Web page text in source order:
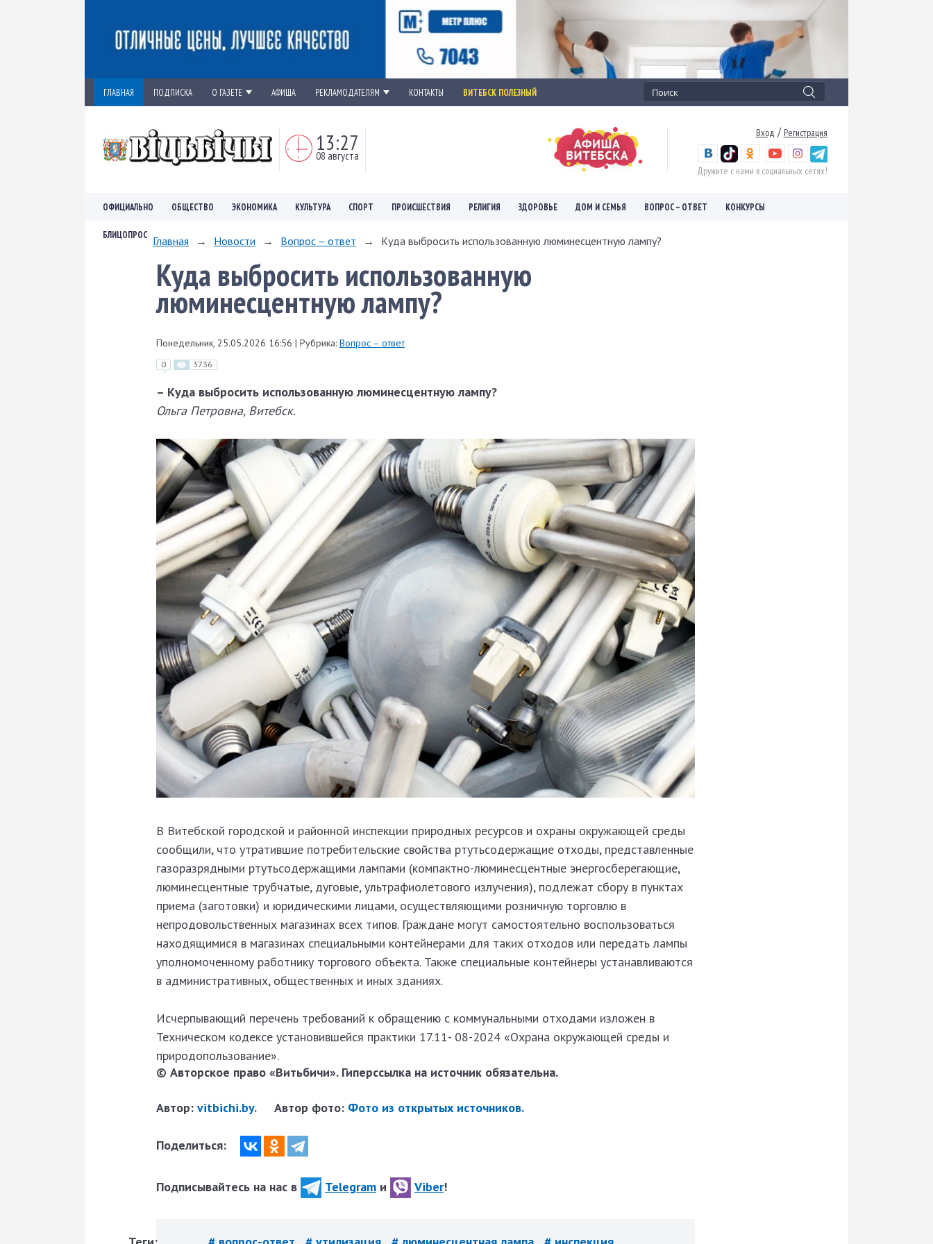
ГЛАВНАЯ ПОДПИСКА О ГАЗЕТЕ АФИША РЕКЛАМОДАТЕЛЯМ КОНТАКТЫ ВИТЕБСК ПОЛЕЗНЫЙ
13:27
08 августа
Вход / Регистрация
Дружите с нами в социальных сетях!
ОФИЦИАЛЬНО ОБЩЕСТВО ЭКОНОМИКА КУЛЬТУРА СПОРТ ПРОИСШЕСТВИЯ РЕЛИГИЯ ЗДОРОВЬЕ ДОМ И СЕМЬЯ ВОПРОС – ОТВЕТ КОНКУРСЫ
БЛИЦОПРОС Главная → Новости → Вопрос – ответ → Куда выбросить использованную люминесцентную лампу?
Куда выбросить использованную
люминесцентную лампу?
Понедельник, 25.05.2026 16:56 | Рубрика: Вопрос – ответ
0 3736
– Куда выбросить использованную люминесцентную лампу?
Ольга Петровна, Витебск.
В Витебской городской и районной инспекции природных ресурсов и охраны окружающей среды
сообщили, что утратившие потребительские свойства ртутьсодержащие отходы, представленные
газоразрядными ртутьсодержащими лампами (компактно-люминесцентные энергосберегающие,
люминесцентные трубчатые, дуговые, ультрафиолетового излучения), подлежат сбору в пунктах
приема (заготовки) и юридическими лицами, осуществляющими розничную торговлю в
непродовольственных магазинах всех типов. Граждане могут самостоятельно воспользоваться
находящимися в магазинах специальными контейнерами для таких отходов или передать лампы
уполномоченному работнику торгового объекта. Также специальные контейнеры устанавливаются
в административных, общественных и иных зданиях.
Исчерпывающий перечень требований к обращению с коммунальными отходами изложен в
Техническом кодексе установившейся практики 17.11- 08-2024 «Охрана окружающей среды и
природопользование».
© Авторское право «Витьбичи». Гиперссылка на источник обязательна.
Автор: vitbichi.by. Автор фото: Фото из открытых источников.
Поделиться:
Подписывайтесь на нас в Telegram и Viber!